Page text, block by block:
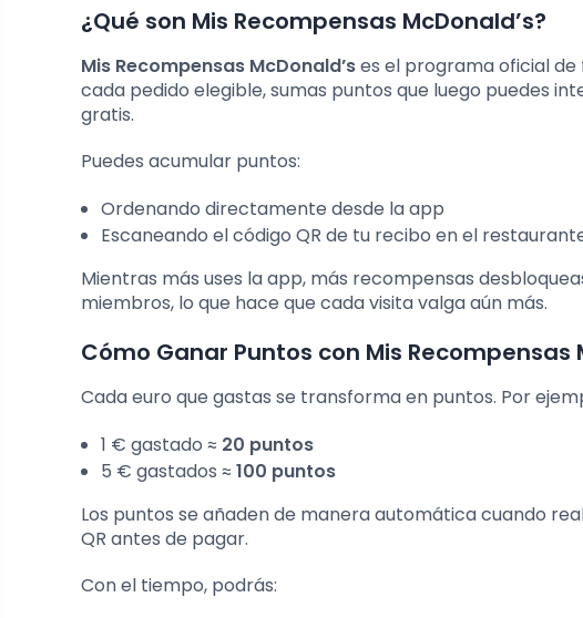
¿Qué son Mis Recompensas McDonald’s?
Mis Recompensas McDonald’ses el programa oficial
cada pedido elegible, sumas puntos que luego puedes
gratis.
Puedes acumular puntos:
Ordenando directamente desde la app
Escaneando el código QR de tu recibo en el
Mientras más uses la app, más recompensas
miembros, lo que hace que cada visita valga aún más.
Cómo Ganar Puntos con Mis Recompensas
Cada euro que gastas se transforma en puntos. Por
1 € gastado ≈ 20 puntos
5 € gastados ≈ 100 puntos
Los puntos se añaden de manera automática cuando
QR antes de pagar.
Con el tiempo, podrás: